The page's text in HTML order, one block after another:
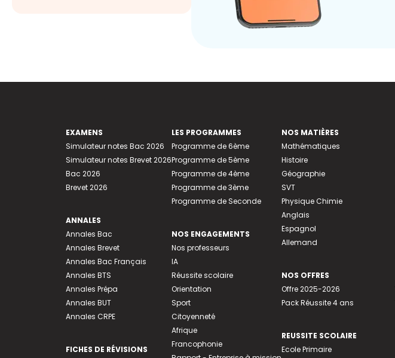
EXAMENS
Simulateur notes Bac 2026
Simulateur notes Brevet 2026
Bac 2026
Brevet 2026
ANNALES
Annales Bac
Annales Brevet
Annales Bac Français
Annales BTS
Annales Prépa
Annales BUT
Annales CRPE
FICHES DE RÉVISIONS
LES PROGRAMMES
Programme de 6ème
Programme de 5ème
Programme de 4ème
Programme de 3ème
Programme de Seconde
NOS ENGAGEMENTS
Nos professeurs
IA
Réussite scolaire
Orientation
Sport
Citoyenneté
Afrique
Francophonie
NOS MATIÈRES
Mathématiques
Histoire
Géographie
SVT
Physique Chimie
Anglais
Espagnol
Allemand
NOS OFFRES
Offre 2025-2026
Pack Réussite 4 ans
REUSSITE SCOLAIRE
Ecole Primaire